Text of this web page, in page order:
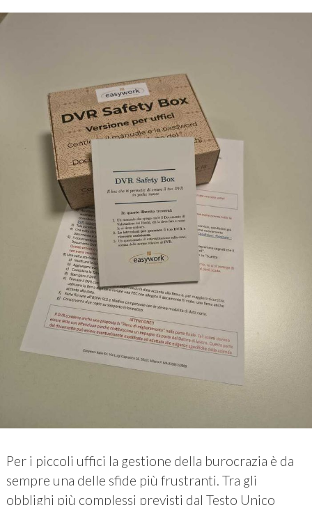
Per i piccoli uffici la gestione della burocrazia è da
sempre una delle sfide più frustranti. Tra gli
obblighi più complessi previsti dal Testo Unico